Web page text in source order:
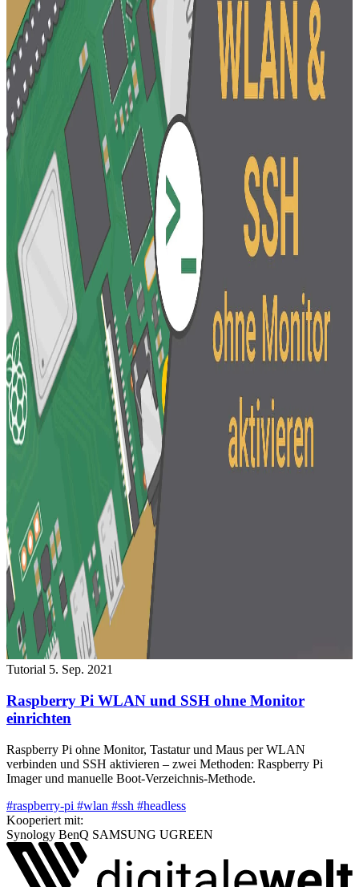
Tutorial 5. Sep. 2021
Raspberry Pi WLAN und SSH ohne Monitor
einrichten
Raspberry Pi ohne Monitor, Tastatur und Maus per WLAN
verbinden und SSH aktivieren – zwei Methoden: Raspberry Pi
Imager und manuelle Boot-Verzeichnis-Methode.
#raspberry-pi #wlan #ssh #headless
Kooperiert mit:
Synology BenQ SAMSUNG UGREEN